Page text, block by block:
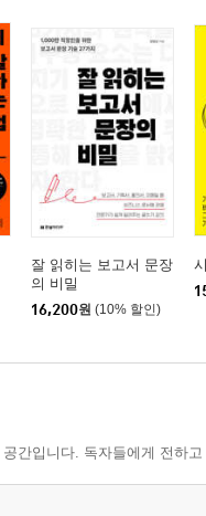
잘 읽히는 보고서 문장
의 비밀
16,200원 (10% 할인)
간입니다. 독자들에게 전하